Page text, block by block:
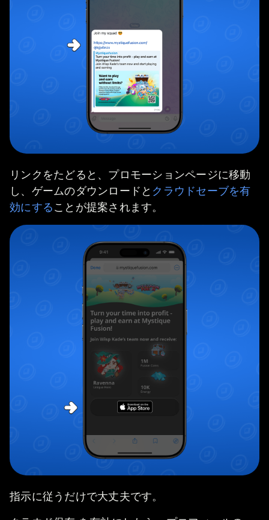
リンクをたどると、プロモーションページに移動
し、ゲームのダウンロードと クラウドセーブを有
効にすることが提案されます。
指示に従うだけで大丈夫です。